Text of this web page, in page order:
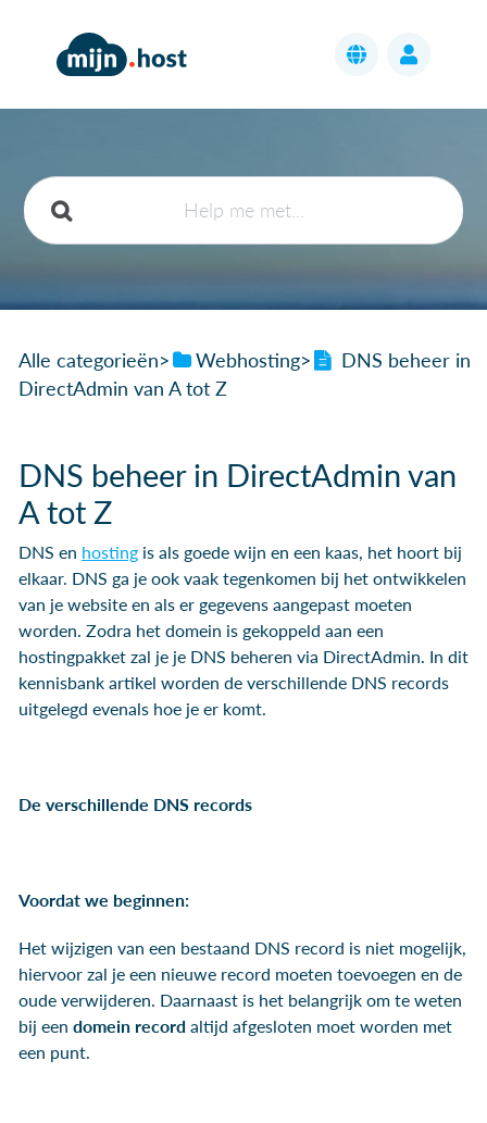
Alle categorieën​>​ ​Webhosting​>​
DNS beheer in
DirectAdmin van A tot Z
DNS beheer in DirectAdmin van
A tot Z
DNS en hosting is als goede wijn en een kaas, het hoort bij
elkaar. DNS ga je ook vaak tegenkomen bij het ontwikkelen
van je website en als er gegevens aangepast moeten
worden. Zodra het domein is gekoppeld aan een
hostingpakket zal je je DNS beheren via DirectAdmin. In dit
kennisbank artikel worden de verschillende DNS records
uitgelegd evenals hoe je er komt.
De verschillende DNS records
Voordat we beginnen:
Het wijzigen van een bestaand DNS record is niet mogelijk,
hiervoor zal je een nieuwe record moeten toevoegen en de
oude verwijderen. Daarnaast is het belangrijk om te weten
bij een domein record altijd afgesloten moet worden met
een punt.